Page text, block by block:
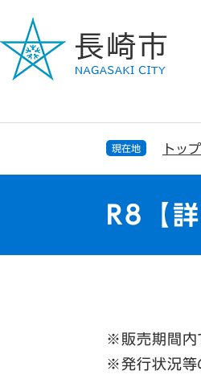
ジ
で
ュ
ば
現在地 トッ
R8【
※販売期間内
※発行状況等